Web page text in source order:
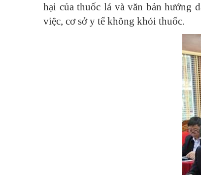
hại của thuốc lá và văn bản hướng
việc, cơ sở y tế không khói thuốc.